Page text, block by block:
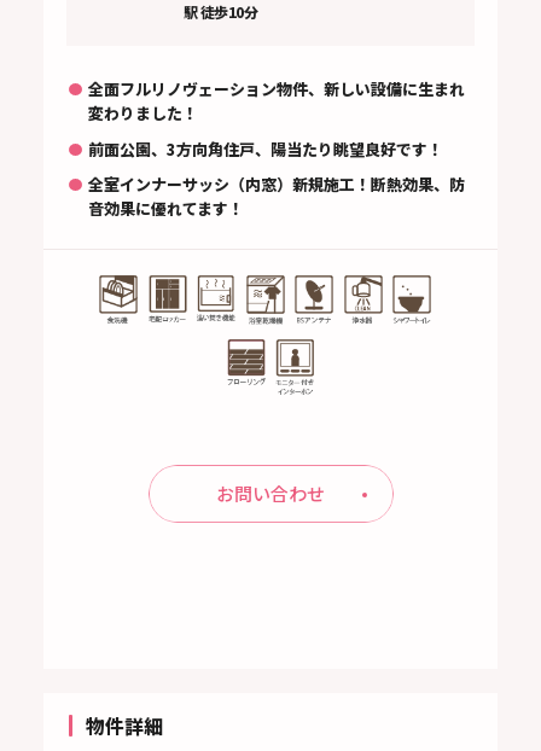
駅 徒歩10分
全面フルリノヴェーション物件、新しい設備に生まれ
変わりました！
前面公園、3方向角住戸、陽当たり眺望良好です！
全室インナーサッシ（内窓）新規施工！断熱効果、防
音効果に優れてます！
お問い合わせ
物件詳細